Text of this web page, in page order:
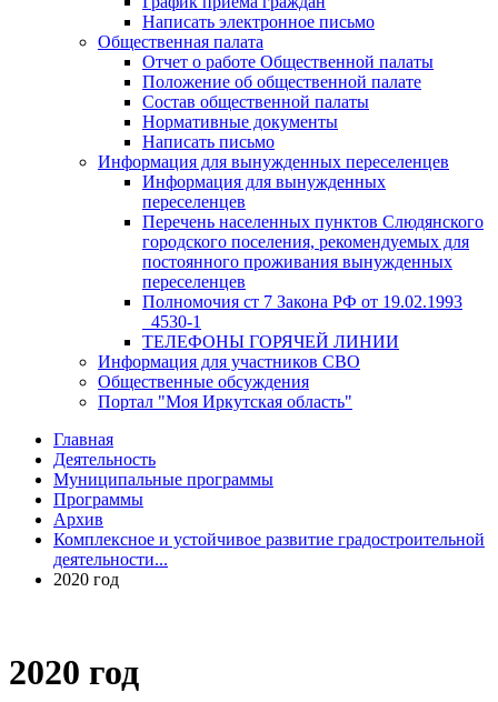
Написать электронное письмо
Общественная палата
Отчет о работе Общественной палаты
Положение об общественной палате
Состав общественной палаты
Нормативные документы
Написать письмо
Информация для вынужденных переселенцев
Информация для вынужденных
переселенцев
Перечень населенных пунктов Слюдянского
городского поселения, рекомендуемых для
постоянного проживания вынужденных
переселенцев
Полномочия ст 7 Закона РФ от 19.02.1993
_4530-1
ТЕЛЕФОНЫ ГОРЯЧЕЙ ЛИНИИ
Информация для участников СВО
Общественные обсуждения
Портал "Моя Иркутская область"
Главная
Деятельность
Муниципальные программы
Программы
Архив
Комплексное и устойчивое развитие градостроительной
деятельности...
2020 год
2020 год